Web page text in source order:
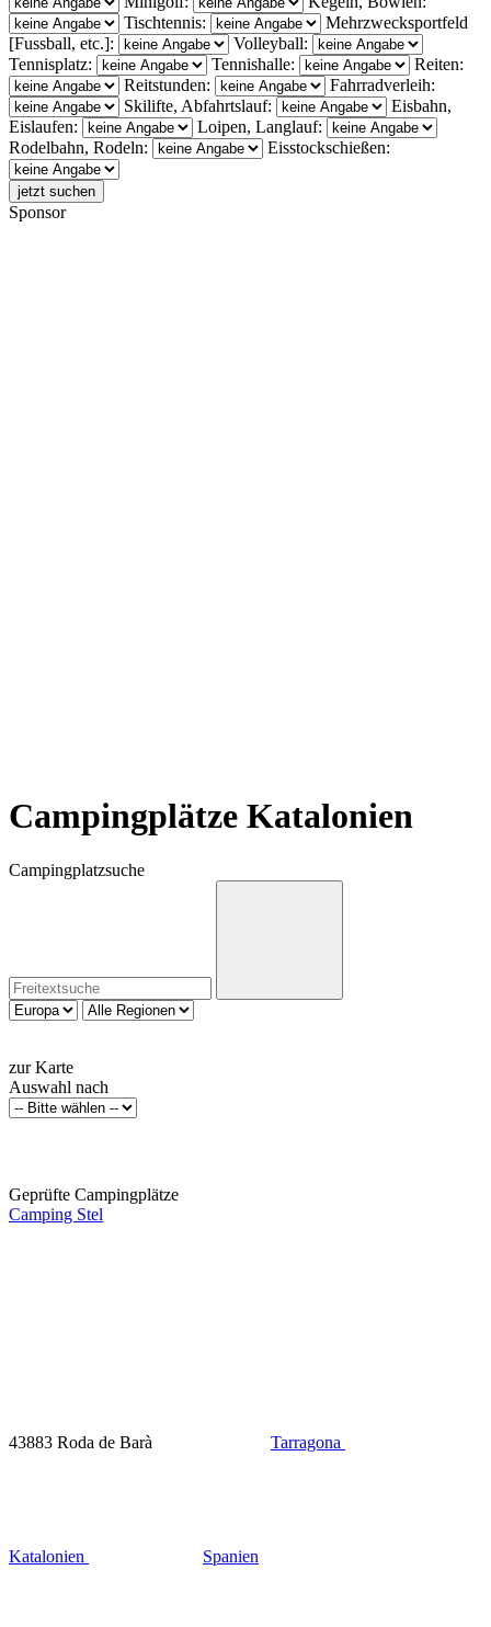
Tischtennis:
Mehrzwecksportfeld
[Fussball, etc.]:
Volleyball:
Tennisplatz:
Tennishalle:
Reiten:
Reitstunden:
Fahrradverleih:
Skilifte, Abfahrtslauf:
Eisbahn,
Eislaufen:
Loipen, Langlauf:
Rodelbahn, Rodeln:
Eisstockschießen:
Sponsor
Campingplätze Katalonien
Campingplatzsuche
zur Karte
Auswahl nach
Geprüfte Campingplätze
Camping Stel
43883 Roda de Barà Tarragona
Katalonien Spanien